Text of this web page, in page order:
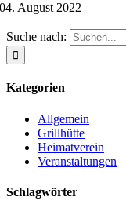
04. August 2022
Suche nach:
Kategorien
Allgemein
Grillhütte
Heimatverein
Veranstaltungen
Schlagwörter